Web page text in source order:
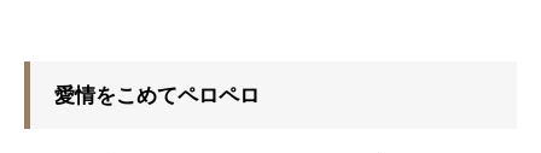
愛情をこめてペロペロ